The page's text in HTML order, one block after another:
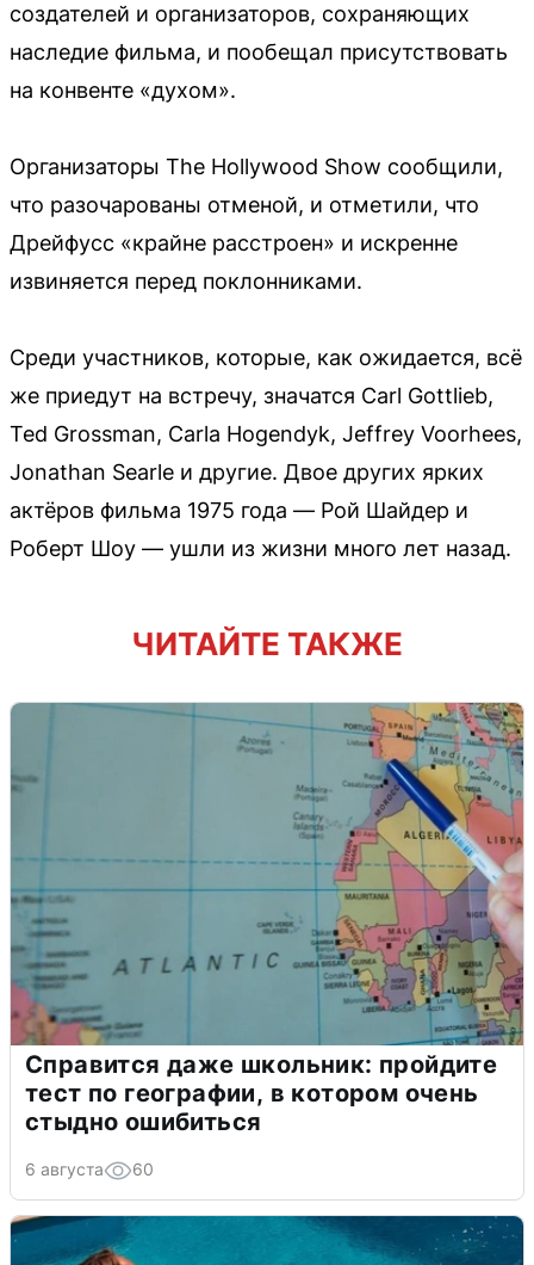
создателей и организаторов, сохраняющих
наследие фильма, и пообещал присутствовать
на конвенте «духом».
Организаторы The Hollywood Show сообщили,
что разочарованы отменой, и отметили, что
Дрейфусс «крайне расстроен» и искренне
извиняется перед поклонниками.
Среди участников, которые, как ожидается, всё
же приедут на встречу, значатся Carl Gottlieb,
Ted Grossman, Carla Hogendyk, Jeffrey Voorhees,
Jonathan Searle и другие. Двое других ярких
актёров фильма 1975 года — Рой Шайдер и
Роберт Шоу — ушли из жизни много лет назад.
ЧИТАЙТЕ ТАКЖЕ
Справится даже школьник: пройдите
тест по географии, в котором очень
стыдно ошибиться
6 августа 60